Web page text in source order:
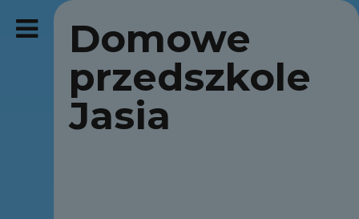
Domowe
przedszkole
Jasia